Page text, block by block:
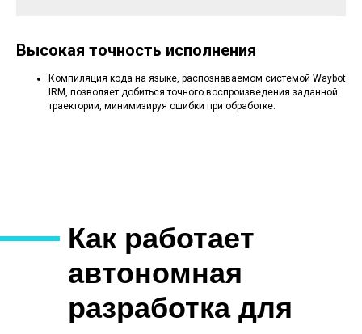
Высокая точность исполнения
Компиляция кода на языке, распознаваемом системой Waybot
IRM, позволяет добиться точного воспроизведения заданной
траектории, минимизируя ошибки при обработке.
Как работает
автономная
разработка для